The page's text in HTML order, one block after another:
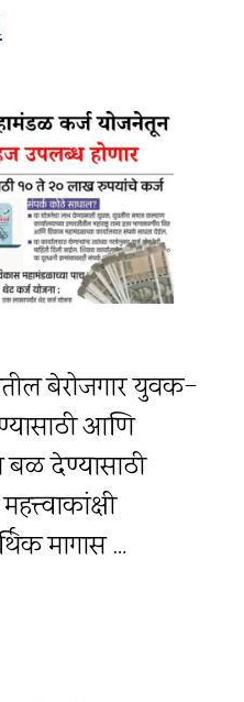
बेरोजगार युवक-
आणि
बळ देण्यासाठी
मागास …